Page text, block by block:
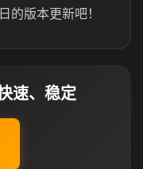
的版本更新吧！
速、稳定